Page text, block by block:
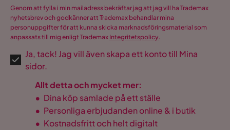
Genom att fylla i min mailadress bekräftar jag att jag vill ha Trademax
nyhetsbrev och godkänner att Trademax behandlar mina
personuppgifter för att kunna skicka marknadsföringsmaterial som
anpassats till mig enligt Trademax Integritetspolicy.
Ja, tack! Jag vill även skapa ett konto till Mina
sidor.
Allt detta och mycket mer:
• Dina köp samlade på ett ställe
• Personliga erbjudanden online & i butik
• Kostnadsfritt och helt digitalt